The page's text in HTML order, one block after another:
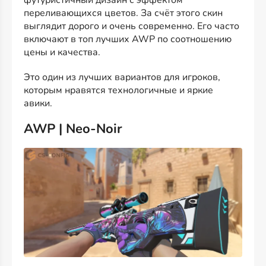
переливающихся цветов. За счёт этого скин
выглядит дорого и очень современно. Его часто
включают в топ лучших AWP по соотношению
цены и качества.
Это один из лучших вариантов для игроков,
которым нравятся технологичные и яркие
авики.
AWP | Neo-Noir